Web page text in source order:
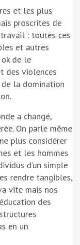
et les plus
proscrites de
: toutes ces
et autres
ok de le
des violences
la domination
a changé,
On parle même
plus considérer
et les hommes
d’un simple
rendre tangibles,
vite mais nos
des
en un